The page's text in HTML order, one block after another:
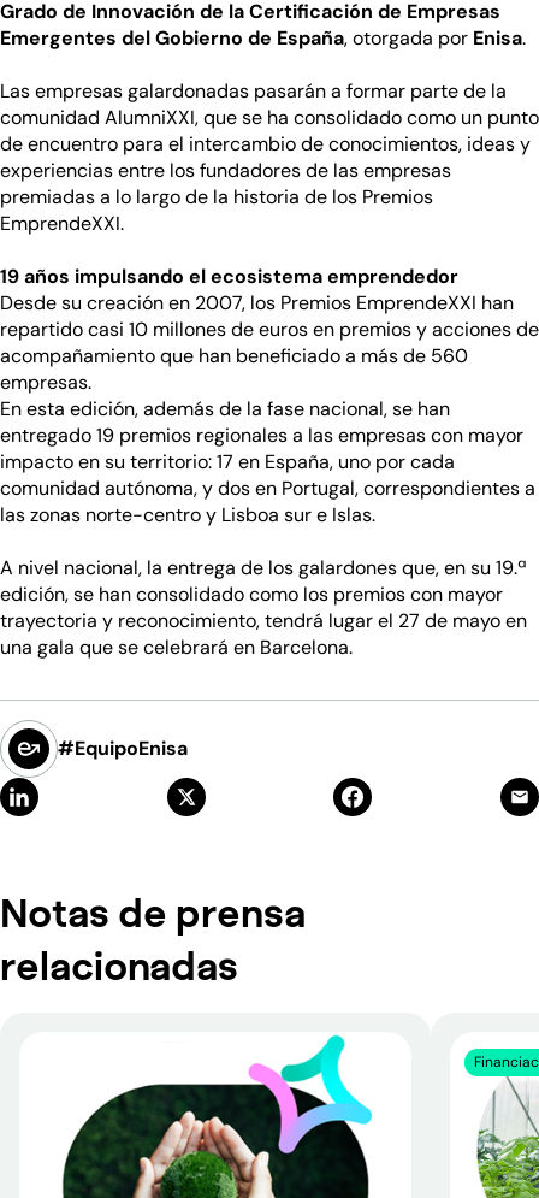
Grado de Innovación de la Certificación de Empresas
Emergentes del Gobierno de España, otorgada por Enisa.
Las empresas galardonadas pasarán a formar parte de la
comunidad AlumniXXI, que se ha consolidado como un punto
de encuentro para el intercambio de conocimientos, ideas y
experiencias entre los fundadores de las empresas
premiadas a lo largo de la historia de los Premios
EmprendeXXI.
19 años impulsando el ecosistema emprendedor
Desde su creación en 2007, los Premios EmprendeXXI han
repartido casi 10 millones de euros en premios y acciones de
acompañamiento que han beneficiado a más de 560
empresas.
En esta edición, además de la fase nacional, se han
entregado 19 premios regionales a las empresas con mayor
impacto en su territorio: 17 en España, uno por cada
comunidad autónoma, y dos en Portugal, correspondientes a
las zonas norte-centro y Lisboa sur e Islas.
A nivel nacional, la entrega de los galardones que, en su 19.ª
edición, se han consolidado como los premios con mayor
trayectoria y reconocimiento, tendrá lugar el 27 de mayo en
una gala que se celebrará en Barcelona.
#EquipoEnisa
Notas de prensa
relacionadas